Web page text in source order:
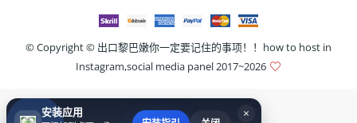
© Copyright © 出口黎巴嫩你一定要记住的事项！！how to host in
Instagram,social media panel2017~2026
×
安装应用